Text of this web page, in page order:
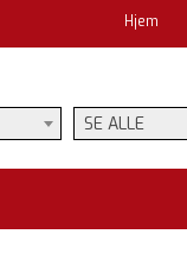
Hjem
SE ALLE